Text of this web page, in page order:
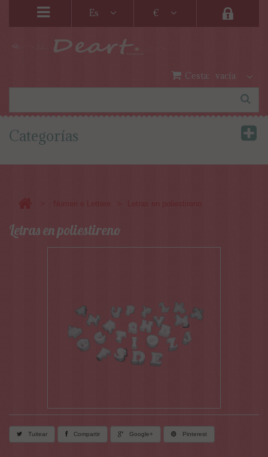
Es €
Cesta: vacía
Categorías
Letras en poliestireno
Tuitear Compartir Google+ Pinterest